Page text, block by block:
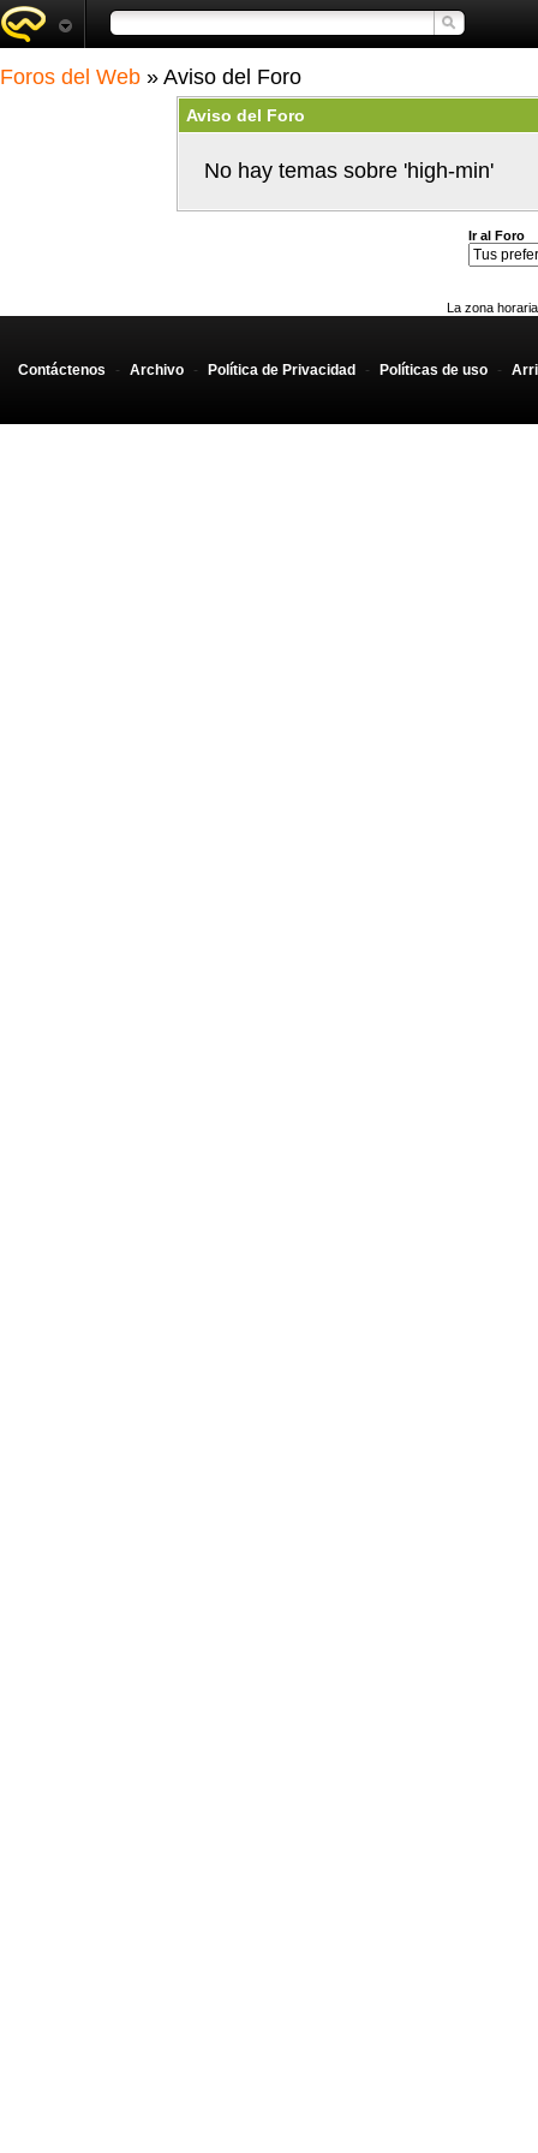
Foros del Web » Aviso del Foro
Aviso del Foro
No hay temas sobre 'high-min'
Ir al Foro
La zona
Contáctenos - Archivo - Política de Privacidad - Políticas de uso -